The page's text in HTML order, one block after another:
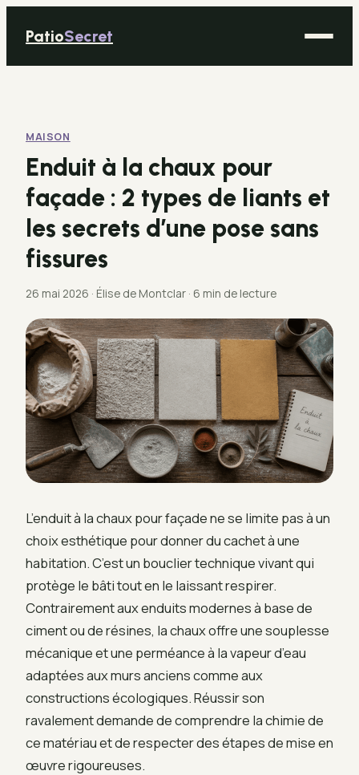
PatioSecret
Bricolage
Déco
Immobilier
Jardinage
MAISON
Enduit à la chaux pour
façade : 2 types de liants et
les secrets d’une pose sans
fissures
26 mai 2026 · Élise de Montclar · 6 min de lecture
L’enduit à la chaux pour façade ne se limite pas à un
choix esthétique pour donner du cachet à une
habitation. C’est un bouclier technique vivant qui
protège le bâti tout en le laissant respirer.
Contrairement aux enduits modernes à base de
ciment ou de résines, la chaux offre une souplesse
mécanique et une perméance à la vapeur d’eau
adaptées aux murs anciens comme aux
constructions écologiques. Réussir son
ravalement demande de comprendre la chimie de
ce matériau et de respecter des étapes de mise en
œuvre rigoureuses.